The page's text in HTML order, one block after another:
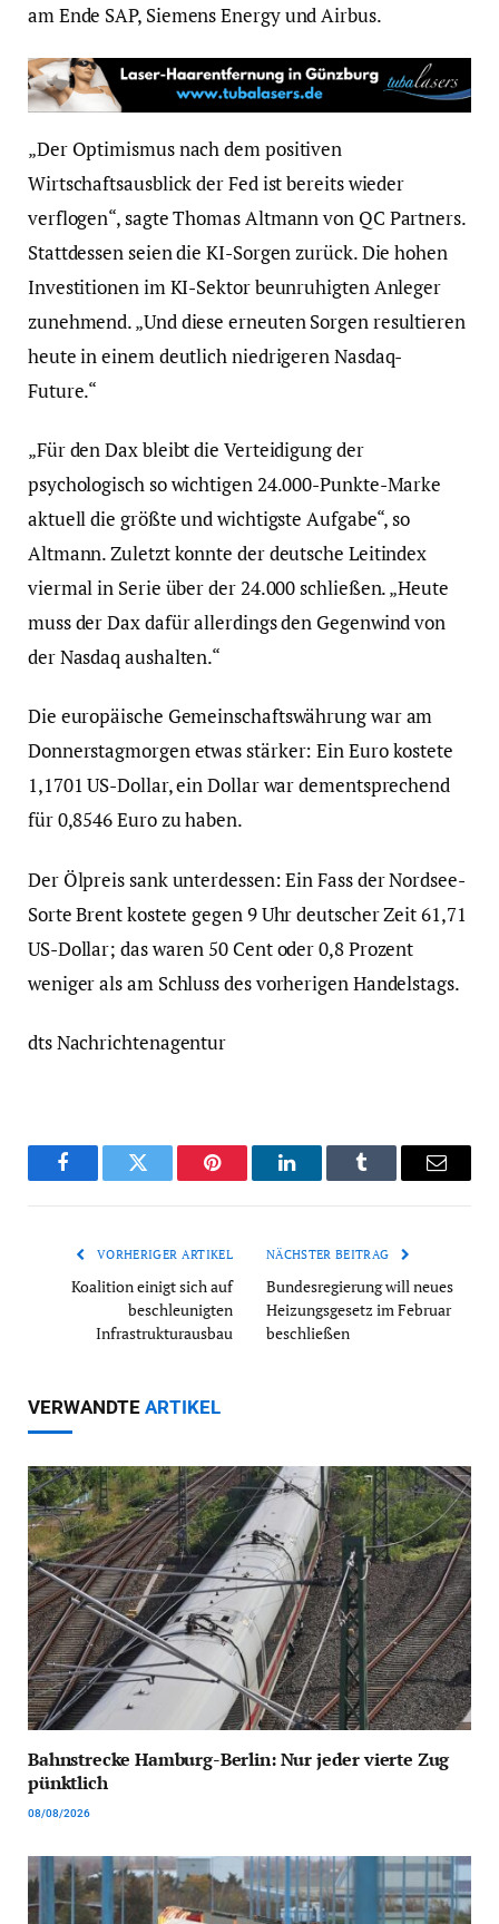
am Ende SAP, Siemens Energy und Airbus.
„Der Optimismus nach dem positiven
Wirtschaftsausblick der Fed ist bereits wieder
verflogen“, sagte Thomas Altmann von QC Partners.
Stattdessen seien die KI-Sorgen zurück. Die hohen
Investitionen im KI-Sektor beunruhigten Anleger
zunehmend. „Und diese erneuten Sorgen resultieren
heute in einem deutlich niedrigeren Nasdaq-
Future.“
„Für den Dax bleibt die Verteidigung der
psychologisch so wichtigen 24.000-Punkte-Marke
aktuell die größte und wichtigste Aufgabe“, so
Altmann. Zuletzt konnte der deutsche Leitindex
viermal in Serie über der 24.000 schließen. „Heute
muss der Dax dafür allerdings den Gegenwind von
der Nasdaq aushalten.“
Die europäische Gemeinschaftswährung war am
Donnerstagmorgen etwas stärker: Ein Euro kostete
1,1701 US-Dollar, ein Dollar war dementsprechend
für 0,8546 Euro zu haben.
Der Ölpreis sank unterdessen: Ein Fass der Nordsee-
Sorte Brent kostete gegen 9 Uhr deutscher Zeit 61,71
US-Dollar; das waren 50 Cent oder 0,8 Prozent
weniger als am Schluss des vorherigen Handelstags.
dts Nachrichtenagentur
FacebookTwitter Pinterest LinkedInTumblr Email
VORHERIGER ARTIKEL
Koalition einigt sich auf
beschleunigten
Infrastrukturausbau
NÄCHSTER BEITRAG
Bundesregierung will neues
Heizungsgesetz im Februar
beschließen
VERWANDTE ARTIKEL
Bahnstrecke Hamburg-Berlin: Nur jeder vierte Zug
pünktlich
08/08/2026